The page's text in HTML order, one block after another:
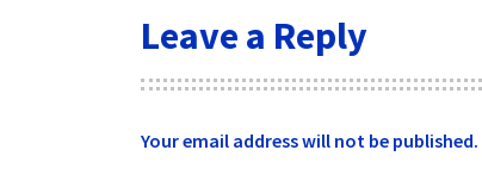
Leave a Reply
Your email address will not be published.